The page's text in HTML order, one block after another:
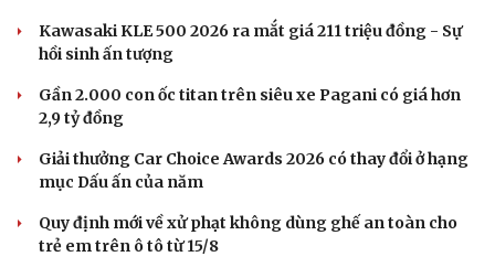
Kawasaki KLE 500 2026 ra mắt giá 211 triệu đồng - Sự
hồi sinh ấn tượng
Gần 2.000 con ốc titan trên siêu xe Pagani có giá hơn
2,9 tỷ đồng
Giải thưởng Car Choice Awards 2026 có thay đổi ở hạng
mục Dấu ấn của năm
Quy định mới về xử phạt không dùng ghế an toàn cho
trẻ em trên ô tô từ 15/8